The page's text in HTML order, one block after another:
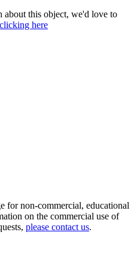
this object, we'd love to
here
for non-commercial, educational
on the commercial use of
please contact us.